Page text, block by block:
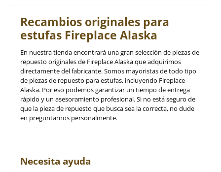
Recambios originales para
estufas Fireplace Alaska
En nuestra tienda encontrará una gran selección de piezas de
repuesto originales de Fireplace Alaska que adquirimos
directamente del fabricante. Somos mayoristas de todo tipo
de piezas de repuesto para estufas, incluyendo Fireplace
Alaska. Por eso podemos garantizar un tiempo de entrega
rápido y un asesoramiento profesional. Si no está seguro de
que la pieza de repuesto que busca sea la correcta, no dude
en preguntarnos personalmente.
Necesita ayuda